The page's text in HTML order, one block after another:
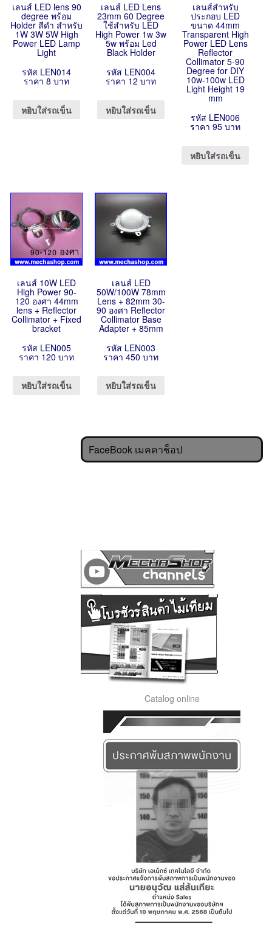
เลนส์ LED lens 90
degree พร้อม
Holder สีดำ สำหรับ
1W 3W 5W High
Power LED Lamp
Light
รหัส LEN014
ราคา 8 บาท
หยิบใส่รถเข็น
เลนส์ LED Lens
23mm 60 Degree
ใช้สำหรับ LED
High Power 1w 3w
5w พร้อม Led
Black Holder
รหัส LEN004
ราคา 12 บาท
หยิบใส่รถเข็น
เลนส์สำหรับ
ประกอบ LED
ขนาด 44mm
Transparent High
Power LED Lens
Reflector
Collimator 5-90
Degree for DIY
10w-100w LED
Light Height 19
mm
รหัส LEN006
ราคา 95 บาท
หยิบใส่รถเข็น
เลนส์ 10W LED
High Power 90-
120 องศา 44mm
lens + Reflector
Collimator + Fixed
bracket
รหัส LEN005
ราคา 120 บาท
หยิบใส่รถเข็น
เลนส์ LED
50W/100W 78mm
Lens + 82mm 30-
90 องศา Reflector
Collimator Base
Adapter + 85mm
รหัส LEN003
ราคา 450 บาท
หยิบใส่รถเข็น
FaceBook เมคคาช็อป
Catalog online